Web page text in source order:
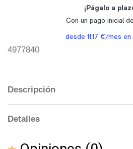
4977840
Descripción
Detalles